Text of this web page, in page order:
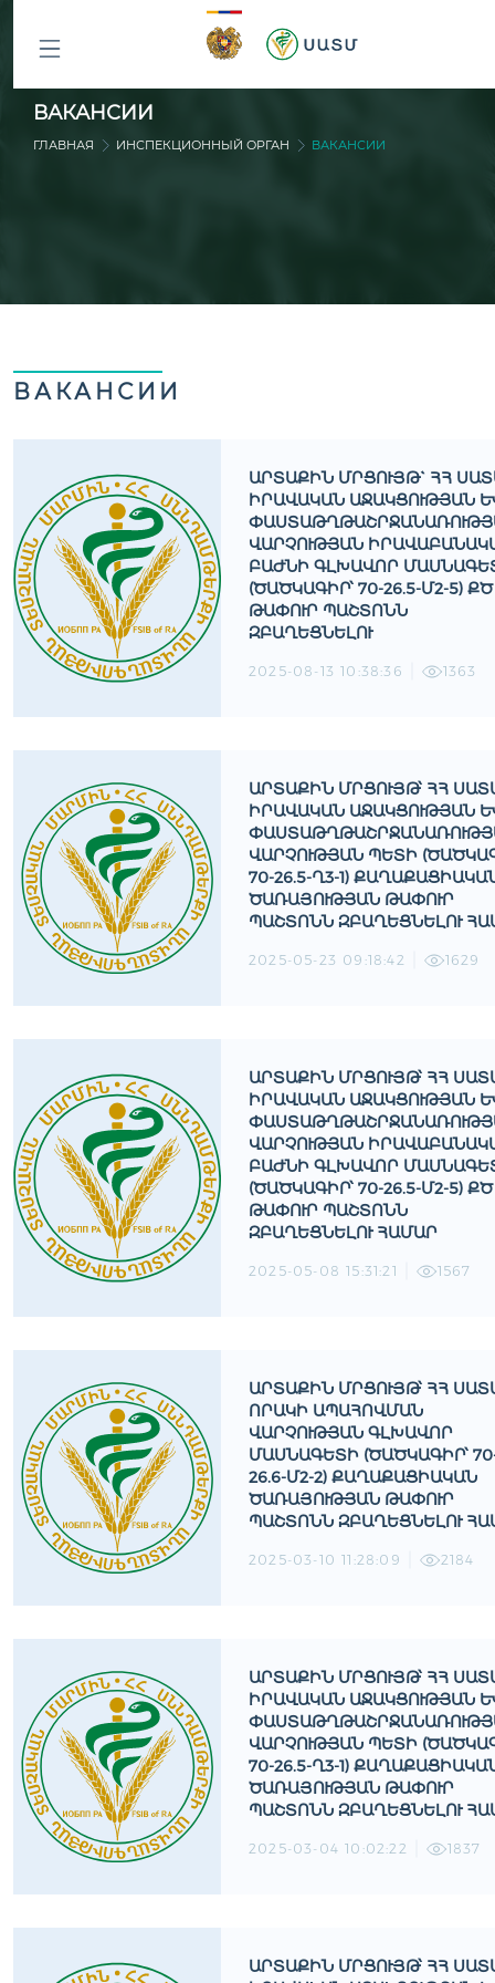
ԲՈԼՈՐ
ԲԱԺԻՆՆԵՐԸ
ВАКАНСИИ
ГЛАВНАЯ ИНСПЕКЦИОННЫЙ ОРГАН ВАКАНСИИ
ВАКАНСИИ
ԱՐՏԱՔԻՆ ՄՐՑՈՒՅԹ` ՀՀ
ԻՐԱՎԱԿԱՆ ԱՋԱԿՑՈՒԹՅԱՆ ԵՒ
ԱՐՉՈՒԹՅԱՆ
ԱԺՆԻ ԳԼԽԱՎՈՐ
ԾԱԾԿԱԳԻՐ՝ 70-26.5-Մ2-5) ՔԾ Թ
ԱՓՈՒՐ ՊԱՇՏՈՆՆ Զ
ԲԱՂԵՑՆԵԼՈՒ
2025-08-13 10:38:36 1363
ԱՐՏԱՔԻՆ ՄՐՑՈՒՅԹ՝ ՀՀ
ԻՐԱՎԱԿԱՆ ԱՋԱԿՑՈՒԹՅԱՆ ԵՒ
ԱՐՉՈՒԹՅԱՆ ՊԵՏԻ
0-26.5-Ղ3-1) ՔԱՂԱՔԱՑԻԱԿԱՆ
ԱՌԱՅՈՒԹՅԱՆ ԹԱՓՈՒՐ Պ
ԱՇՏՈՆՆ ԶԲԱՂԵՑՆԵԼՈՒ
2025-05-23 09:18:42 1629
ԱՐՏԱՔԻՆ ՄՐՑՈՒՅԹ՝ ՀՀ
ԻՐԱՎԱԿԱՆ ԱՋԱԿՑՈՒԹՅԱՆ ԵՒ
ԱՐՉՈՒԹՅԱՆ
ԱԺՆԻ ԳԼԽԱՎՈՐ
ԾԱԾԿԱԳԻՐ՝ 70-26.5-Մ2-5) ՔԾ Թ
ԱՓՈՒՐ ՊԱՇՏՈՆՆ Զ
ԲԱՂԵՑՆԵԼՈՒ ՀԱՄԱՐ
2025-05-08 15:31:21 1567
ԱՐՏԱՔԻՆ ՄՐՑՈՒՅԹ՝ ՀՀ
ՈՐԱԿԻ ԱՊԱՀՈՎՄԱՆ
ՎԱՐՉՈՒԹՅԱՆ ԳԼԽԱՎՈՐ
ՄԱՍՆԱԳԵՏԻ (ԾԱԾԿԱԳԻՐ՝
26.6-Մ2-2) ՔԱՂԱՔԱՑԻԱԿԱՆ
ԾԱՌԱՅՈՒԹՅԱՆ ԹԱՓՈՒՐ
ՊԱՇՏՈՆՆ ԶԲԱՂԵՑՆԵԼՈՒ
2025-03-10 11:28:09 2184
ԱՐՏԱՔԻՆ ՄՐՑՈՒՅԹ՝ ՀՀ
ԻՐԱՎԱԿԱՆ ԱՋԱԿՑՈՒԹՅԱՆ ԵՒ
ԱՐՉՈՒԹՅԱՆ ՊԵՏԻ
0-26.5-Ղ3-1) ՔԱՂԱՔԱՑԻԱԿԱՆ
ԱՌԱՅՈՒԹՅԱՆ ԹԱՓՈՒՐ Պ
ԱՇՏՈՆՆ ԶԲԱՂԵՑՆԵԼՈՒ
2025-03-04 10:02:22 1837
ԱՐՏԱՔԻՆ ՄՐՑՈՒՅԹ՝ ՀՀ